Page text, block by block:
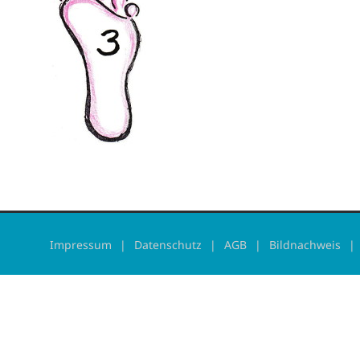
Impressum Datenschutz AGB Bildnachweis